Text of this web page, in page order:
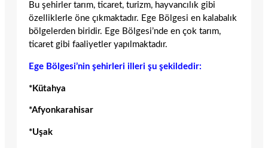
Bu şehirler tarım, ticaret, turizm, hayvancılık gibi
özelliklerle öne çıkmaktadır. Ege Bölgesi en kalabalık
bölgelerden biridir. Ege Bölgesi’nde en çok tarım,
ticaret gibi faaliyetler yapılmaktadır.
Ege Bölgesi’nin şehirleri illeri şu şekildedir:
*Kütahya
*Afyonkarahisar
*Uşak